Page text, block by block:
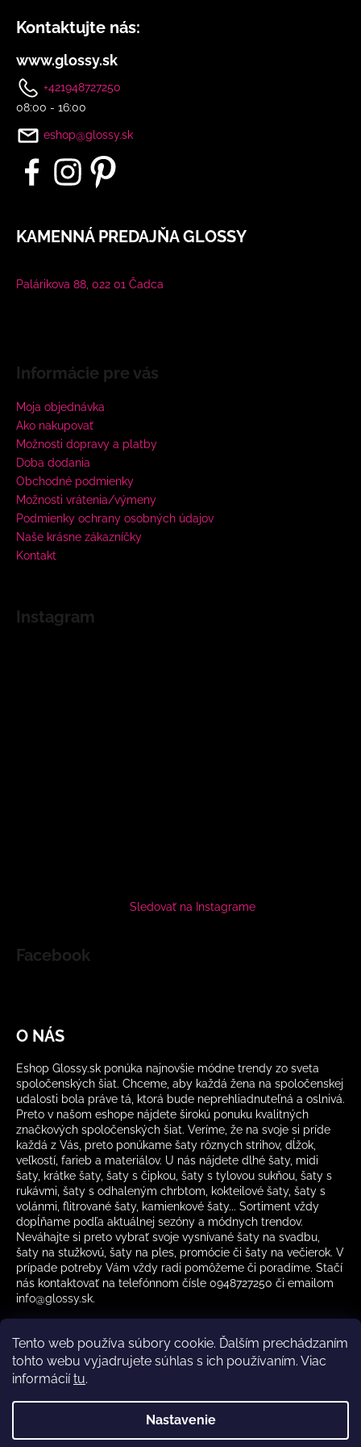
Tento web používa súbory cookie. Ďalším prechádzaním
tohto webu vyjadrujete súhlas s ich používaním. Viac
informáciítu.
Nastavenie
Kontaktujte nás:
www.glossy.sk
+421948727250
08:00 - 16:00
eshop@glossy.sk
KAMENNÁ PREDAJŇA GLOSSY
Palárikova 88, 022 01 Čadca
Informácie pre vás
Moja objednávka
Ako nakupovať
Možnosti dopravy a platby
Doba dodania
Obchodné podmienky
Možnosti vrátenia/výmeny
Podmienky ochrany osobných údajov
Naše krásne zákazníčky
Kontakt
Instagram
Sledovať na Instagrame
Facebook
O NÁS
Eshop Glossy.sk ponúka najnovšie módne trendy zo sveta
spoločenských šiat. Chceme, aby každá žena na spoločenskej
udalosti bola práve tá, ktorá bude neprehliadnuteľná a oslnivá.
Preto v našom eshope nájdete širokú ponuku kvalitných
značkových spoločenských šiat. Veríme, že na svoje si príde
každá z Vás, preto ponúkame šaty rôznych strihov, dĺžok,
veľkostí, farieb a materiálov. U nás nájdete dlhé šaty, midi
šaty, krátke šaty, šaty s čipkou, šaty s tylovou sukňou, šaty s
rukávmi, šaty s odhaleným chrbtom, kokteilové šaty, šaty s
volánmi, flitrované šaty, kamienkové šaty... Sortiment vždy
dopĺňame podľa aktuálnej sezóny a módnych trendov.
Neváhajte si preto vybrať svoje vysnívané šaty na svadbu,
šaty na stužkovú, šaty na ples, promócie či šaty na večierok. V
prípade potreby Vám vždy radi pomôžeme či poradíme. Stačí
nás kontaktovať na telefónnom čísle 0948727250 či emailom
info@glossy.sk.
Kamenná predajňa otváracia doba CZ